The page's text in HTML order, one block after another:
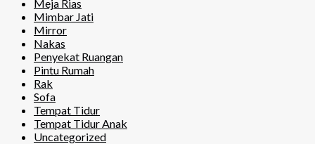
Meja Rias
Mimbar Jati
Mirror
Nakas
Penyekat Ruangan
Pintu Rumah
Rak
Sofa
Tempat Tidur
Tempat Tidur Anak
Uncategorized